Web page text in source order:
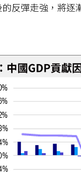
反彈走強，將逐